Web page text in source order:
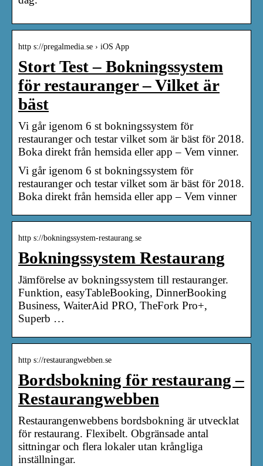
http s://pregalmedia.se › iOS App
Stort Test – Bokningssystem
för restauranger – Vilket är
bäst
Vi går igenom 6 st bokningssystem för
restauranger och testar vilket som är bäst för 2018.
Boka direkt från hemsida eller app – Vem vinner.
Vi går igenom 6 st bokningssystem för
restauranger och testar vilket som är bäst för 2018.
Boka direkt från hemsida eller app – Vem vinner
http s://bokningssystem-restaurang.se
Bokningssystem Restaurang
Jämförelse av bokningssystem till restauranger.
Funktion, easyTableBooking, DinnerBooking
Business, WaiterAid PRO, TheFork Pro+,
Superb …
http s://restaurangwebben.se
Bordsbokning för restaurang –
Restaurangwebben
Restaurangenwebbens bordsbokning är utvecklat
för restaurang. Flexibelt. Obgränsade antal
sittningar och flera lokaler utan krångliga
inställningar.